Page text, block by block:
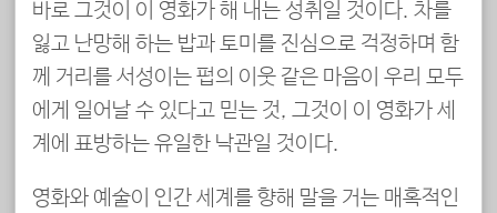
바로 그것이 이 영화가 해 내는 성취일 것이다. 차를
잃고 난망해 하는 밥과 토미를 진심으로 걱정하며 함
께 거리를 서성이는 펍의 이웃 같은 마음이 우리 모두
에게 일어날 수 있다고 믿는 것, 그것이 이 영화가 세
계에 표방하는 유일한 낙관일 것이다.
영화와 예술이 인간 세계를 향해 말을 거는 매혹적인